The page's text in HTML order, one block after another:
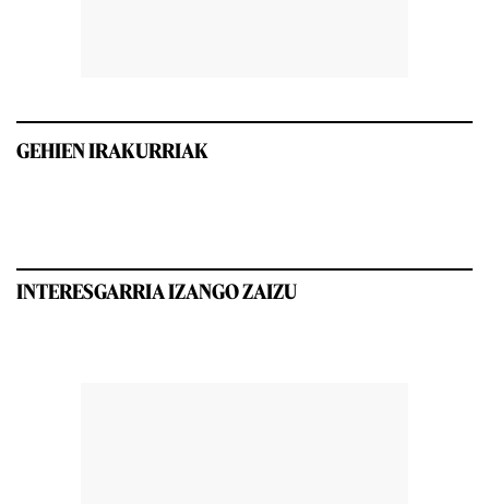
GEHIEN IRAKURRIAK
INTERESGARRIA IZANGO ZAIZU